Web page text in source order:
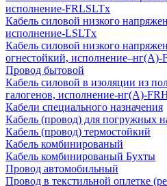
исполнение-FRLSLTx
Кабель силовой низкого
исполнение-LSLTx
Кабель силовой низкого
огнестойкий, исполнение–нг(А)-
Провод бытовой
Кабель силовой в изоляции из
галогенов, исполнение-нг(А)-
Кабели специального назначения
Кабель (провод) для погружных
Кабель (провод) термостойкий
Кабель комбинированый
Кабель комбинированый Бухты
Провод автомобильный
Провод в текстильной оплетке